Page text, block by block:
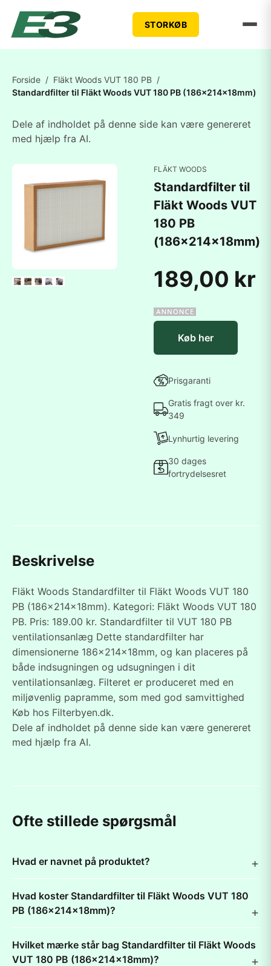
STORKØB
Forside / Fläkt Woods VUT 180 PB /
Standardfilter til Fläkt Woods VUT 180 PB (186x214x18mm)
Dele af indholdet på denne side kan være genereret
med hjælp fra AI.
FLÄKT WOODS
Standardfilter til
Fläkt Woods VUT
180 PB
(186x214x18mm)
189,00 kr
Køb her
Prisgaranti
Gratis fragt over kr.
349
Lynhurtig levering
30 dages
fortrydelsesret
Beskrivelse
Fläkt Woods Standardfilter til Fläkt Woods VUT 180
PB (186x214x18mm). Kategori: Fläkt Woods VUT 180
PB. Pris: 189.00 kr. Standardfilter til VUT 180 PB
ventilationsanlæg Dette standardfilter har
dimensionerne 186x214x18mm, og kan placeres på
både indsugningen og udsugningen i dit
ventilationsanlæg. Filteret er produceret med en
miljøvenlig papramme, som med god samvittighed
Køb hos Filterbyen.dk.
Dele af indholdet på denne side kan være genereret
med hjælp fra AI.
Ofte stillede spørgsmål
Hvad er navnet på produktet?
Hvad koster Standardfilter til Fläkt Woods VUT 180
PB (186x214x18mm)?
Hvilket mærke står bag Standardfilter til Fläkt Woods
VUT 180 PB (186x214x18mm)?